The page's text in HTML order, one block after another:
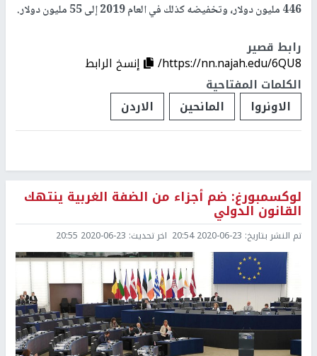
446 مليون دولار، وتخفيضه كذلك في العام 2019 إلى 55 مليون دولار.
رابط قصير
https://nn.najah.edu/6QU8/
إنسخ الرابط
الكلمات المفتاحية
الاونروا
المانحين الاردن
لوكسمبورغ: ضم أجزاء من الضفة الغربية ينتهك
القانون الدولي
تم النشر بتاريخ: 2020-06-23 20:54 اخر تحديث: 2020-06-23 20:55